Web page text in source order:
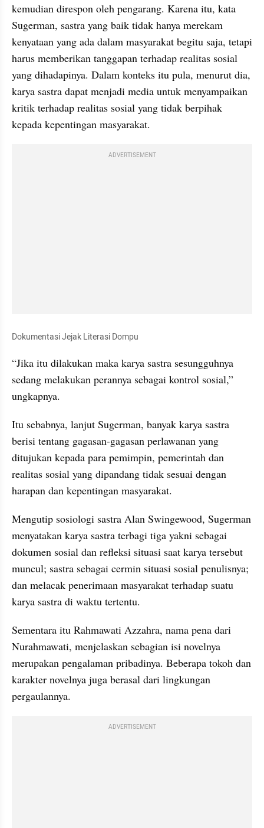
kemudian direspon oleh pengarang. Karena itu, kata
Sugerman, sastra yang baik tidak hanya merekam
kenyataan yang ada dalam masyarakat begitu saja, tetapi
harus memberikan tanggapan terhadap realitas sosial
yang dihadapinya. Dalam konteks itu pula, menurut dia,
karya sastra dapat menjadi media untuk menyampaikan
kritik terhadap realitas sosial yang tidak berpihak
kepada kepentingan masyarakat.
ADVERTISEMENT
Dokumentasi Jejak Literasi Dompu
“Jika itu dilakukan maka karya sastra sesungguhnya
sedang melakukan perannya sebagai kontrol sosial,”
ungkapnya.
Itu sebabnya, lanjut Sugerman, banyak karya sastra
berisi tentang gagasan-gagasan perlawanan yang
ditujukan kepada para pemimpin, pemerintah dan
realitas sosial yang dipandang tidak sesuai dengan
harapan dan kepentingan masyarakat.
Mengutip sosiologi sastra Alan Swingewood, Sugerman
menyatakan karya sastra terbagi tiga yakni sebagai
dokumen sosial dan refleksi situasi saat karya tersebut
muncul; sastra sebagai cermin situasi sosial penulisnya;
dan melacak penerimaan masyarakat terhadap suatu
karya sastra di waktu tertentu.
Sementara itu Rahmawati Azzahra, nama pena dari
Nurahmawati, menjelaskan sebagian isi novelnya
merupakan pengalaman pribadinya. Beberapa tokoh dan
karakter novelnya juga berasal dari lingkungan
pergaulannya.
ADVERTISEMENT